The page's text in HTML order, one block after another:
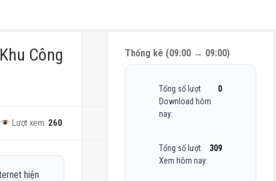
Công
Lượt xem: 260
hiện
Thống kê (09:00 → 09:00)
Tổng số lượt
Download hôm
nay:
0
Tổng số lượt
Xem hôm nay:
309